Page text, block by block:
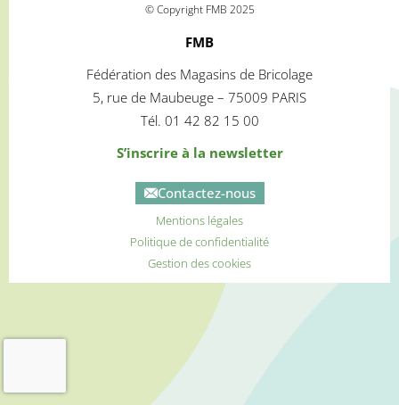
© Copyright FMB 2025
FMB
Fédération des Magasins de Bricolage
5, rue de Maubeuge – 75009 PARIS
Tél. 01 42 82 15 00
S’inscrire à la newsletter
Contactez-nous
Mentions légales
Politique de confidentialité
Gestion des cookies